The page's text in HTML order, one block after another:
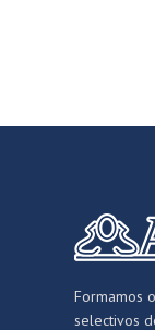
Formamos
selectivos